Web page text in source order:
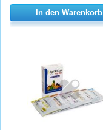
In den Warenkorb